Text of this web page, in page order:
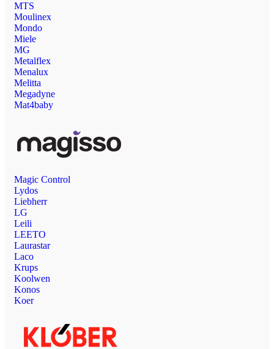
MTS
Moulinex
Mondo
Miele
MG
Metalflex
Menalux
Melitta
Megadyne
Mat4baby
Magic Control
Lydos
Liebherr
LG
Leili
LEETO
Laurastar
Laco
Krups
Koolwen
Konos
Koer